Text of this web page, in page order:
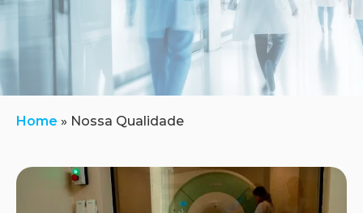
Home » Nossa Qualidade